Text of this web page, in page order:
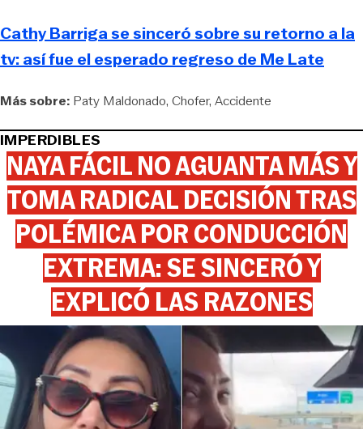
Cathy Barriga se sinceró sobre su retorno a la
tv: así fue el esperado regreso de Me Late
Más sobre: Paty Maldonado Chofer Accidente
IMPERDIBLES
NAYA FÁCIL NO AGUANTA MÁS Y
TOMA RADICAL DECISIÓN TRAS
POLÉMICA POR CONDUCCIÓN
EXTREMA: SE SINCERÓ Y
EXPLICÓ LAS RAZONES